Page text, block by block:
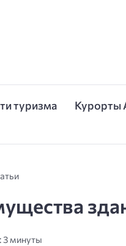
туризма Курорты
3 минуты